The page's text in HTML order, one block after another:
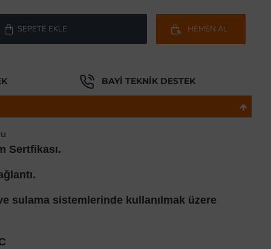
SEPETE EKLE HEMEN AL
BAYI TEKNIK DESTEK
Sertfikası.
sulama sistemlerinde kullanılmak üzere